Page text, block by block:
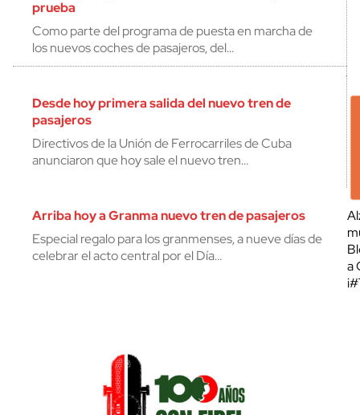
prueba
Como parte del programa de puesta en marcha de
los nuevos coches de pasajeros, del…
Desde hoy primera salida del nuevo tren de
pasajeros
Directivos de la Unión de Ferrocarriles de Cuba
anunciaron que hoy sale el nuevo tren…
Arriba hoy a Granma nuevo tren de pasajeros
Especial regalo para los granmenses, a nueve días de
celebrar el acto central por el Día…
a